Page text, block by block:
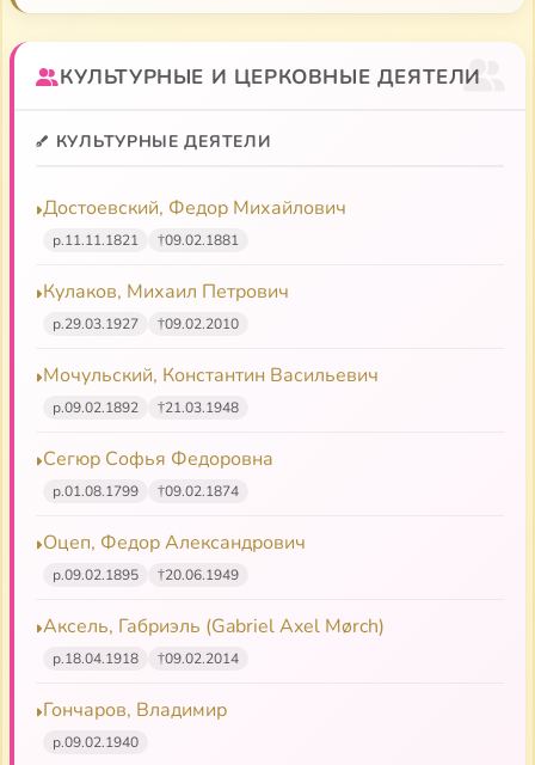
КУЛЬТУРНЫЕ И ЦЕРКОВНЫЕ ДЕЯТЕЛИ
КУЛЬТУРНЫЕ ДЕЯТЕЛИ
Достоевский, Федор Михайлович
р.11.11.1821 †09.02.1881
Кулаков, Михаил Петрович
р.29.03.1927 †09.02.2010
Мочульский, Константин Васильевич
р.09.02.1892 †21.03.1948
Сегюр Софья Федоровна
р.01.08.1799 †09.02.1874
Оцеп, Федор Александрович
р.09.02.1895 †20.06.1949
Аксель, Габриэль (Gabriel Axel Mørch)
р.18.04.1918 †09.02.2014
Гончаров, Владимир
р.09.02.1940